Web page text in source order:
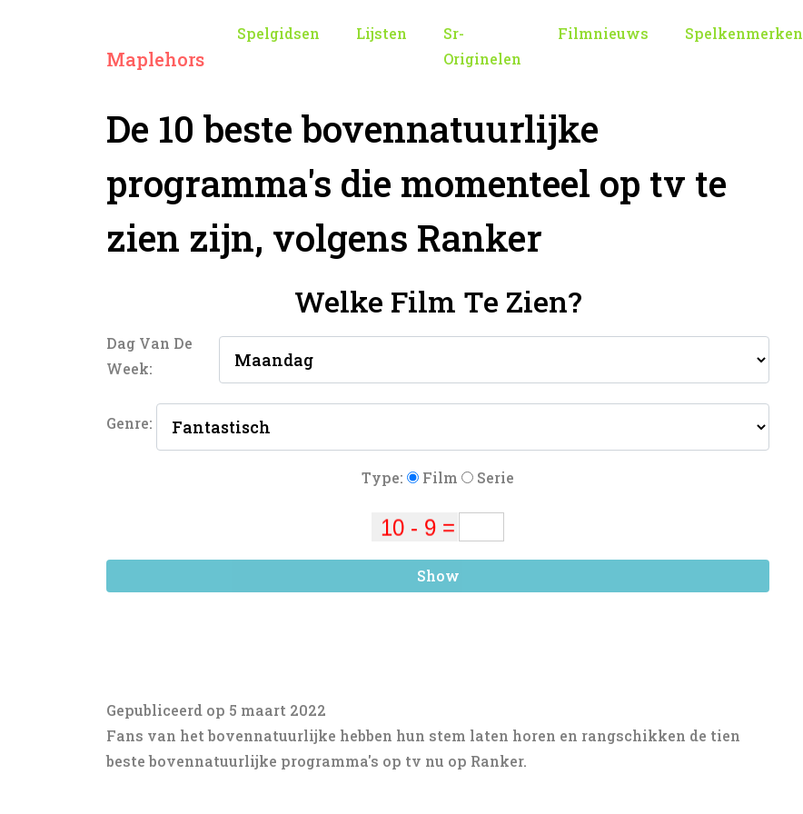
Maplehors
Spelgidsen Lijsten
Sr-
Originelen
Filmnieuws Spelkenmerken
De 10 beste bovennatuurlijke
programma's die momenteel op tv te
zien zijn, volgens Ranker
Welke Film Te Zien?
Dag Van De
Week:
Genre:
Type: Film Serie
Show
Gepubliceerd op 5 maart 2022
Fans van het bovennatuurlijke hebben hun stem laten horen en rangschikken de tien
beste bovennatuurlijke programma's op tv nu op Ranker.